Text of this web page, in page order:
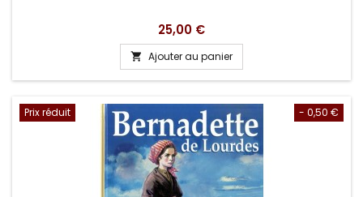
Prix
25,00 €
 Ajouter au panier
- 0,50 €
Prix réduit